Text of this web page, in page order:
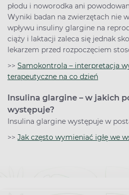
płodu i noworodka ani
Wyniki badan na zwierzętach nie
wpływu insuliny glargine na
ciąży i laktacji zaleca się jednak
lekarzem przed rozpoczęciem
>> Samokontrola – interpretacja
terapeutyczne na co dzień
Insulina glargine – w jakich
występuje?
Insulina glargine występuje w
>> Jak często wymieniać igłę we